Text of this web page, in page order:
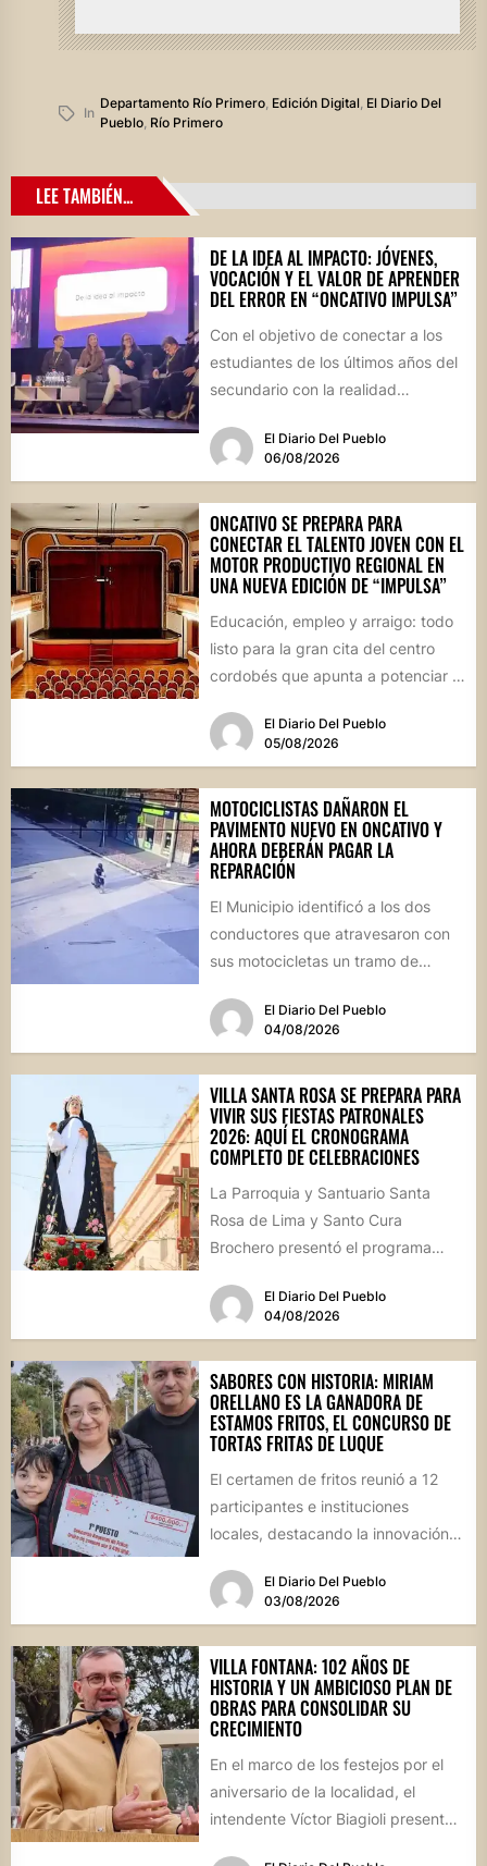
In
Departamento Río Primero, Edición Digital, El Diario Del
Pueblo, Río Primero
LEE TAMBIÉN...
DE LA IDEA AL IMPACTO: JÓVENES,
VOCACIÓN Y EL VALOR DE APRENDER
DEL ERROR EN “ONCATIVO IMPULSA”
Con el objetivo de conectar a los
estudiantes de los últimos años del
secundario con la realidad
El Diario Del Pueblo
06/08/2026
ONCATIVO SE PREPARA PARA
CONECTAR EL TALENTO JOVEN CON EL
MOTOR PRODUCTIVO REGIONAL EN
UNA NUEVA EDICIÓN DE “IMPULSA”
Educación, empleo y arraigo: todo
listo para la gran cita del centro
cordobés que apunta a potenciar el
El Diario Del Pueblo
05/08/2026
MOTOCICLISTAS DAÑARON EL
PAVIMENTO NUEVO EN ONCATIVO Y
AHORA DEBERÁN PAGAR LA
REPARACIÓN
El Municipio identificó a los dos
conductores que atravesaron con
sus motocicletas un tramo de
calle...
El Diario Del Pueblo
04/08/2026
VILLA SANTA ROSA SE PREPARA PARA
VIVIR SUS FIESTAS PATRONALES
2026: AQUÍ EL CRONOGRAMA
COMPLETO DE CELEBRACIONES
La Parroquia y Santuario Santa
Rosa de Lima y Santo Cura
Brochero presentó el programa
El Diario Del Pueblo
04/08/2026
SABORES CON HISTORIA: MIRIAM
ORELLANO ES LA GANADORA DE
ESTAMOS FRITOS, EL CONCURSO DE
TORTAS FRITAS DE LUQUE
El certamen de fritos reunió a 12
participantes e instituciones
locales, destacando la innovación
El Diario Del Pueblo
03/08/2026
VILLA FONTANA: 102 AÑOS DE
HISTORIA Y UN AMBICIOSO PLAN DE
OBRAS PARA CONSOLIDAR SU
CRECIMIENTO
En el marco de los festejos por el
aniversario de la localidad, el
intendente Víctor Biagioli presentó